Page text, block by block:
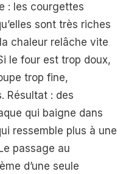
: les courgettes
sont très riches
chaleur relâche vite
le four est trop doux,
trop fine,
Résultat : des
qui baigne dans
ressemble plus à une
passage au
d’une seule